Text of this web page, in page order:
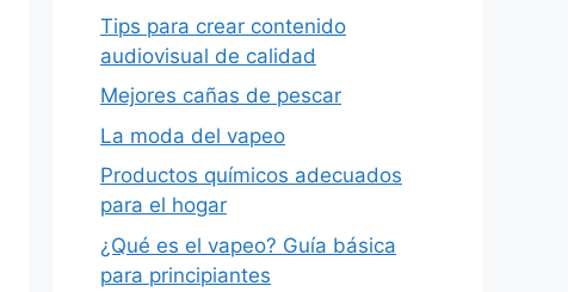
Tips para crear contenido
audiovisual de calidad
Mejores cañas de pescar
La moda del vapeo
Productos químicos adecuados
para el hogar
¿Qué es el vapeo? Guía básica
para principiantes